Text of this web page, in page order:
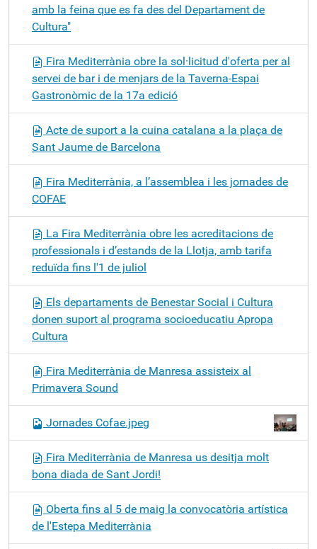
amb la feina que es fa des del Departament de
Cultura"
Fira Mediterrània obre la sol·licitud d'oferta per al
servei de bar i de menjars de la Taverna-Espai
Gastronòmic de la 17a edició
Acte de suport a la cuina catalana a la plaça de
Sant Jaume de Barcelona
Fira Mediterrània, a l’assemblea i les jornades de
COFAE
La Fira Mediterrània obre les acreditacions de
professionals i d’estands de la Llotja, amb tarifa
reduïda fins l'1 de juliol
Els departaments de Benestar Social i Cultura
donen suport al programa socioeducatiu Apropa
Cultura
Fira Mediterrània de Manresa assisteix al
Primavera Sound
Jornades Cofae.jpeg
Fira Mediterrània de Manresa us desitja molt
bona diada de Sant Jordi!
Oberta fins al 5 de maig la convocatòria artística
de l'Estepa Mediterrània